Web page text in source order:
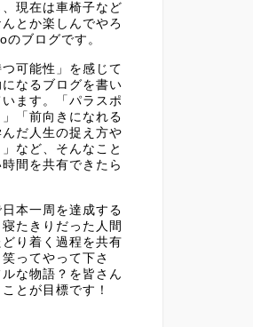
現在は車椅子など
とか楽しんでやろ
ブログです。
可能性」を感じて
なるブログを書い
ます。「パラスポ
「前向きになれる
だ人生の捉え方や
など、そんなこと
間を共有できたら
本一周を達成する
たきりだった人間
り着く過程を共有
ってやって下さ
な物語？を皆さん
とが目標です！